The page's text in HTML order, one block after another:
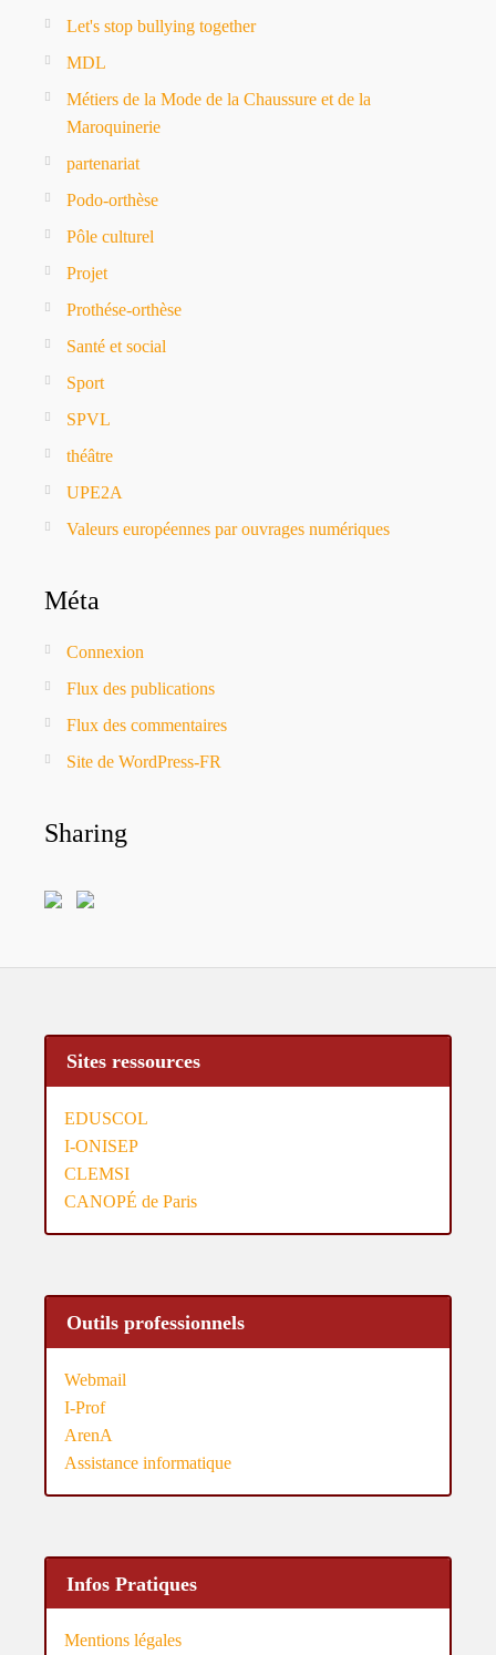
Let's stop bullying together
MDL
Métiers de la Mode de la Chaussure et de la
Maroquinerie
partenariat
Podo-orthèse
Pôle culturel
Projet
Prothése-orthèse
Santé et social
Sport
SPVL
théâtre
UPE2A
Valeurs européennes par ouvrages numériques
Méta
Connexion
Flux des publications
Flux des commentaires
Site de WordPress-FR
Sharing
Sites ressources
EDUSCOL
I-ONISEP
CLEMSI
CANOPÉ de Paris
Outils professionnels
Webmail
I-Prof
ArenA
Assistance informatique
Infos Pratiques
Mentions légales